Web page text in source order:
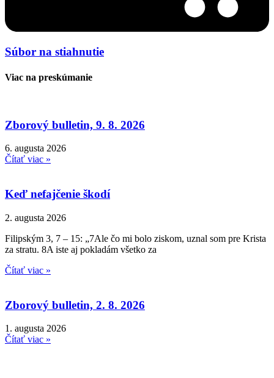
Súbor na stiahnutie
Viac na preskúmanie
Zborový bulletin, 9. 8. 2026
6. augusta 2026
Čítať viac »
Keď nefajčenie škodí
2. augusta 2026
Filipským 3, 7 – 15: „7Ale čo mi bolo ziskom, uznal som pre Krista
za stratu. 8A iste aj pokladám všetko za
Čítať viac »
Zborový bulletin, 2. 8. 2026
1. augusta 2026
Čítať viac »